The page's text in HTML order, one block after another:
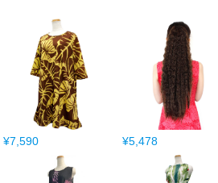
¥7,590 ¥5,478